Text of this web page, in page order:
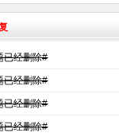
已经删除#
已经删除#
已经删除#
已经删除#